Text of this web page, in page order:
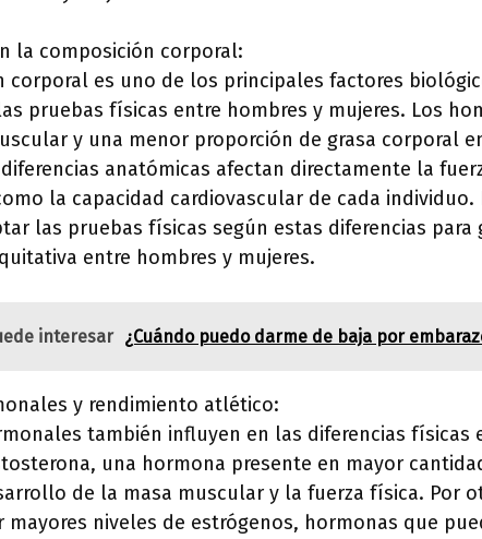
la composición corporal:
corporal es uno de los principales factores
pruebas físicas entre hombres y mujeres. Los
y una menor proporción de grasa corporal
anatómicas afectan directamente la
la capacidad cardiovascular de cada
las pruebas físicas según estas diferencias para
entre hombres y mujeres.
interesar ¿Cuándo puedo darme de baja por
y rendimiento atlético:
también influyen en las diferencias físicas
una hormona presente en mayor
de la masa muscular y la fuerza física. Por
mayores niveles de estrógenos, hormonas que